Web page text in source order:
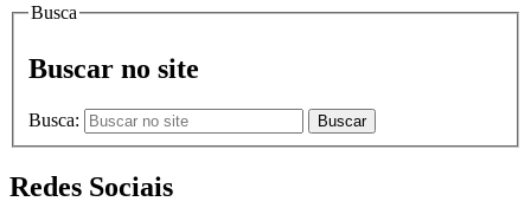
Busca
Buscar no site
Busca: Buscar
Redes Sociais